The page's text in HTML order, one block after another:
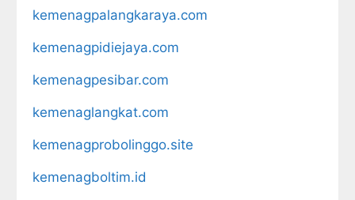
kemenagpalangkaraya.com
kemenagpidiejaya.com
kemenagpesibar.com
kemenaglangkat.com
kemenagprobolinggo.site
kemenagboltim.id